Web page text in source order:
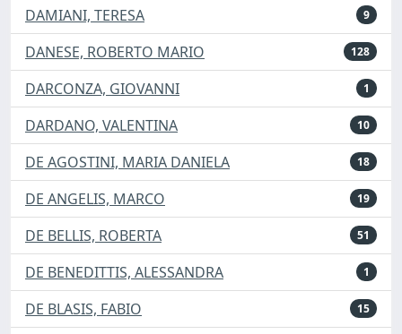
DAMIANI, TERESA 9
DANESE, ROBERTO MARIO 128
DARCONZA, GIOVANNI 1
DARDANO, VALENTINA 10
DE AGOSTINI, MARIA DANIELA 18
DE ANGELIS, MARCO 19
DE BELLIS, ROBERTA 51
DE BENEDITTIS, ALESSANDRA 1
DE BLASIS, FABIO 15